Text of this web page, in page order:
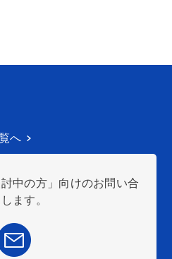
へ
中の方」向けのお問い合
ます。